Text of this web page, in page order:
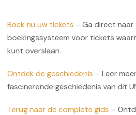
Boek nu uw tickets – Ga direct naar
boekingssysteem voor tickets
kunt overslaan.
Ontdek de geschiedenis – Leer
fascinerende geschiedenis van dit
Terug naar de complete gids –